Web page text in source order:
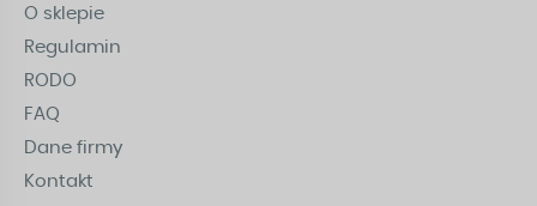
O sklepie
Regulamin
RODO
FAQ
Dane firmy
Kontakt